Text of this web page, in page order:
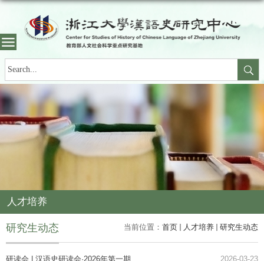
人才培养
当前位置： 首页 人才培养 研究生动态
研究生动态
研读会 | 汉语史研读会·2026年第一期 2026-03-23